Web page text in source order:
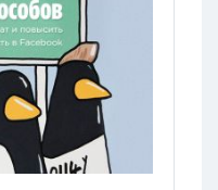
Сегодня
прохватов
помогут
контент.